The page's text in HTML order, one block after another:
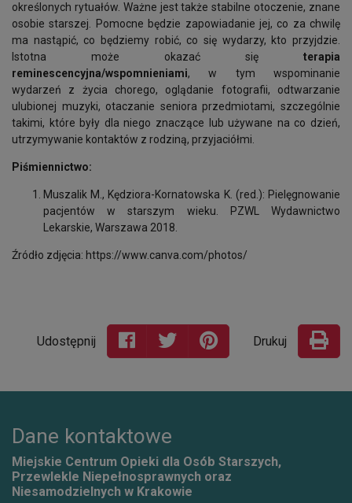
określonych rytuałów. Ważne jest także stabilne otoczenie, znane
osobie starszej. Pomocne będzie zapowiadanie jej, co za chwilę
ma nastąpić, co będziemy robić, co się wydarzy, kto przyjdzie.
Istotna może okazać się terapia
reminescencyjna/wspomnieniami, w tym wspominanie
wydarzeń z życia chorego, oglądanie fotografii, odtwarzanie
ulubionej muzyki, otaczanie seniora przedmiotami, szczególnie
takimi, które były dla niego znaczące lub używane na co dzień,
utrzymywanie kontaktów z rodziną, przyjaciółmi.
Piśmiennictwo:
Muszalik M., Kędziora-Kornatowska K. (red.): Pielęgnowanie
pacjentów w starszym wieku. PZWL Wydawnictwo
Lekarskie, Warszawa 2018.
Źródło zdjęcia: https://www.canva.com/photos/
Udostępnij Drukuj
Dane kontaktowe
Miejskie Centrum Opieki dla Osób Starszych,
Przewlekle Niepełnosprawnych oraz
Niesamodzielnych w Krakowie